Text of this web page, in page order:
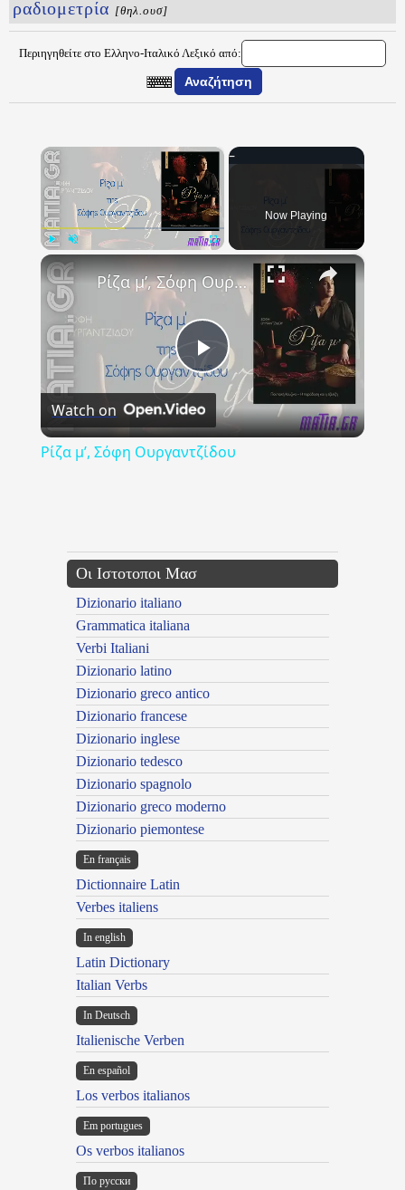
ραδιομετρία [θηλ.ουσ]
Περιηγηθείτε στο Ελληνο-Ιταλικό Λεξικό από:
×
Now Playing
×
Play
Video
Ρίζα μ’, Σόφη Ουργαντζίδου
Watch on
Ρίζα μ’, Σόφη Ουργαντζίδου
Οι Ιστοτοποι Μασ
Dizionario italiano
Grammatica italiana
Verbi Italiani
Dizionario latino
Dizionario greco antico
Dizionario francese
Dizionario inglese
Dizionario tedesco
Dizionario spagnolo
Dizionario greco moderno
Dizionario piemontese
En français
Dictionnaire Latin
Verbes italiens
In english
Latin Dictionary
Italian Verbs
In Deutsch
Italienische Verben
En español
Los verbos italianos
Em portugues
Os verbos italianos
По русски